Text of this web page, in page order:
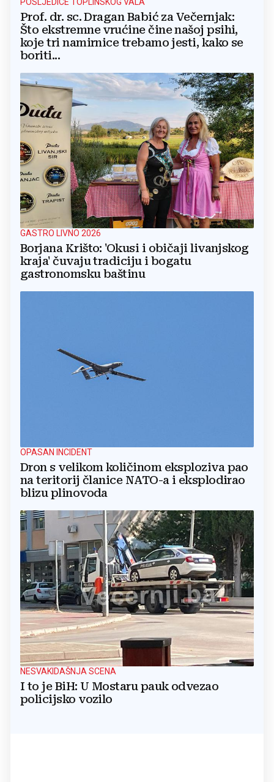
Prof. dr. sc. Dragan Babić za Večernjak:
Što ekstremne vrućine čine našoj psihi,
koje tri namirnice trebamo jesti, kako se
boriti...
GASTRO LIVNO 2026
Borjana Krišto: 'Okusi i običaji livanjskog
kraja' čuvaju tradiciju i bogatu
gastronomsku baštinu
OPASAN INCIDENT
Dron s velikom količinom eksploziva pao
na teritorij članice NATO-a i eksplodirao
blizu plinovoda
NESVAKIDAŠNJA SCENA
I to je BiH: U Mostaru pauk odvezao
policijsko vozilo